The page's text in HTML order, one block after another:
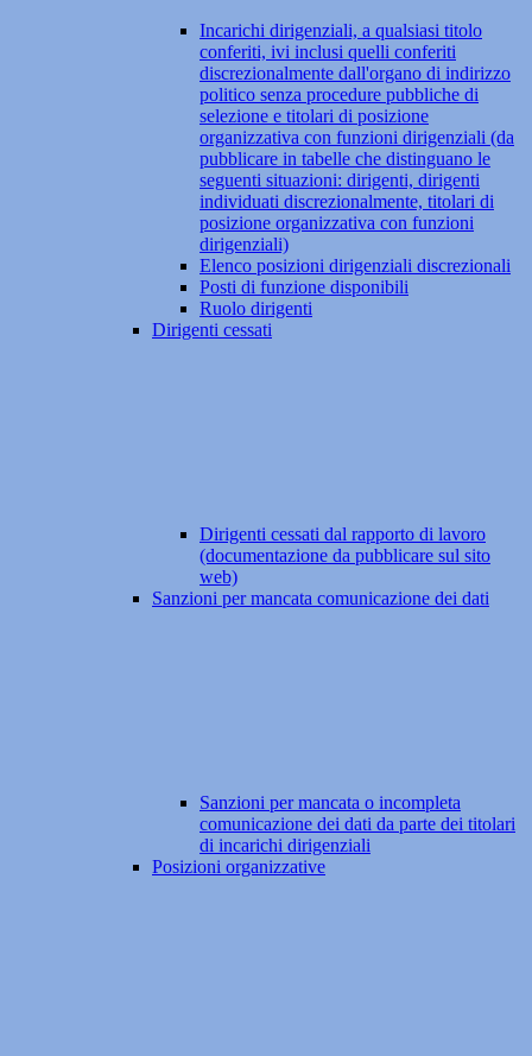
Incarichi dirigenziali, a qualsiasi titolo
conferiti, ivi inclusi quelli conferiti
discrezionalmente dall'organo di indirizzo
politico senza procedure pubbliche di
selezione e titolari di posizione
organizzativa con funzioni dirigenziali (da
pubblicare in tabelle che distinguano le
seguenti situazioni: dirigenti, dirigenti
individuati discrezionalmente, titolari di
posizione organizzativa con funzioni
dirigenziali)
Elenco posizioni dirigenziali discrezionali
Posti di funzione disponibili
Ruolo dirigenti
Dirigenti cessati
Dirigenti cessati dal rapporto di lavoro
(documentazione da pubblicare sul sito
web)
Sanzioni per mancata comunicazione dei dati
Sanzioni per mancata o incompleta
comunicazione dei dati da parte dei titolari
di incarichi dirigenziali
Posizioni organizzative